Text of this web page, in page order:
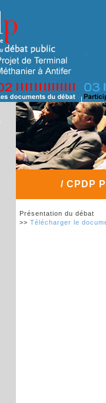
/ CPDP
Présentation du débat
>> Télécharger le